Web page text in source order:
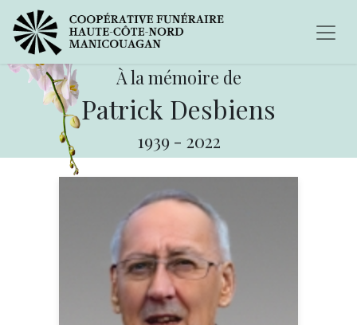
À la mémoire de
Patrick Desbiens
1939 - 2022